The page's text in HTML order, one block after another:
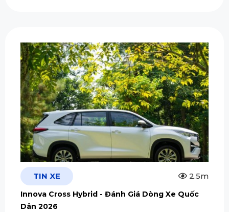
TIN XE 2.5m
Innova Cross Hybrid - Đánh Giá Dòng Xe Quốc
Dân 2026